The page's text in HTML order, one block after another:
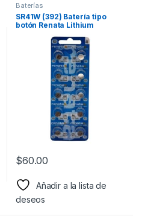
Baterías
SR41W (392) Batería tipo
botón Renata Lithium
$60.00
Añadir a la lista de
deseos